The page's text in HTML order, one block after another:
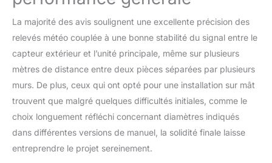
La majorité des avis soulignent une excellente précision des
relevés météo couplée à une bonne stabilité du signal entre le
capteur extérieur et l’unité principale, même sur plusieurs
mètres de distance entre deux pièces séparées par plusieurs
murs. De plus, ceux qui ont opté pour une installation sur mât
trouvent que malgré quelques difficultés initiales, comme le
choix longuement réfléchi concernant diamètres indiqués
dans différentes versions de manuel, la solidité finale laisse
entreprendre le projet sereinement.